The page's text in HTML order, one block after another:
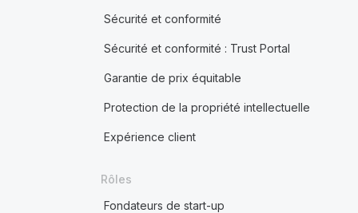
Sécurité et conformité
Sécurité et conformité : Trust Portal
Garantie de prix équitable
Protection de la propriété intellectuelle
Expérience client
Rôles
Fondateurs de start-up